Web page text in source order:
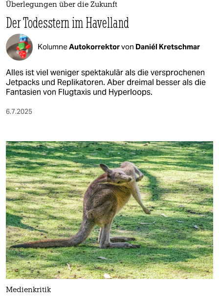
Überlegungen über die Zukunft
Der Todesstern im Havelland
KolumneAutokorrektorvon Daniél Kretschmar
Alles ist viel weniger spektakulär als die versprochenen
Jetpacks und Replikatoren. Aber dreimal besser als die
Fantasien von Flugtaxis und Hyperloops.
6.7.2025
Medienkritik